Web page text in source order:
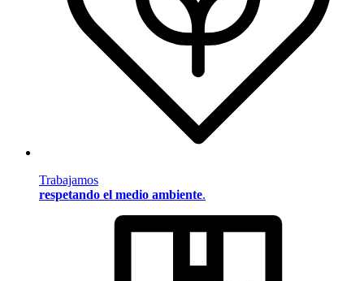
Trabajamos
respetando el medio ambiente.